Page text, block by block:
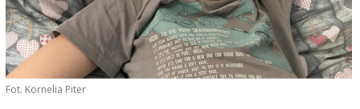
Fot. Kornelia Piter